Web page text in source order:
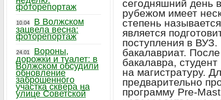
сегодняшний день
рубежом имеет
степень
является
поступления в ВУЗ.
бакалавриат.
бакалавра,
на магистратуру.
предварительно
программу Pre-
фоторепортаж
10.04
В Волжском
зацвела весна:
фоторепортаж
24.01
Вороны,
дорожки и туалет: в
Волжском обсудили
обновление
заброшенного
участка сквера на
улице Советской